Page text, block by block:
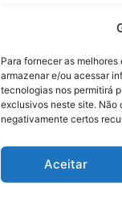
Para fornecer as
armazenar e/ou acessar
tecnologias nos permitirá
exclusivos neste site. Não
negativamente certos
Aceitar